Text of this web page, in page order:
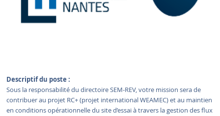
Descriptif du poste :
Sous la responsabilité du directoire SEM-REV, votre mission sera de
contribuer au projet RC+ (projet international WEAMEC) et au maintien
en conditions opérationnelle du site d’essai à travers la gestion des flux